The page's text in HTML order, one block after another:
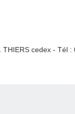
cedex - Tél